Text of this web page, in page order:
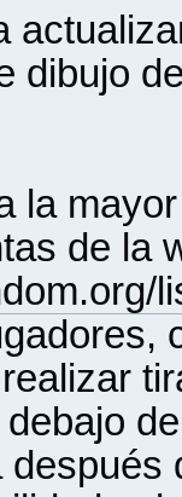
dibujo
de la
después